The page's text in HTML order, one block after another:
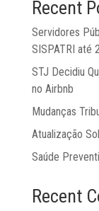
Recent
Servidores
SISPATRI até
STJ Decidiu
no Airbnb
Mudanças
Atualização
Saúde
Recent